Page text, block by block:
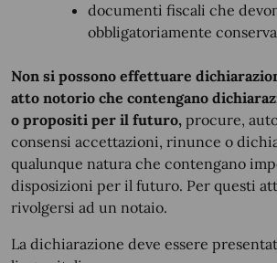
documenti fiscali che
obbligatoriamente
Non si possono effettuare
atto notorio che contengano
o propositi per il futuro, procure,
consensi accettazioni, rinunce o
qualunque natura che contengano
disposizioni per il futuro. Per questi
rivolgersi ad un notaio.
La dichiarazione deve essere